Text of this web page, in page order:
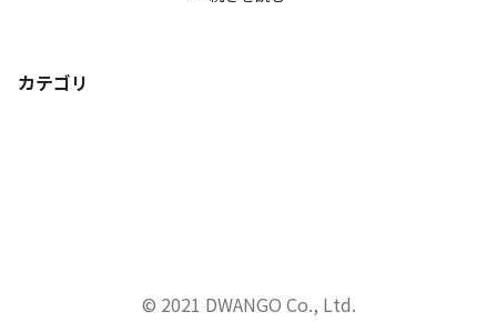
カテゴリ
© 2021 DWANGO Co., Ltd.